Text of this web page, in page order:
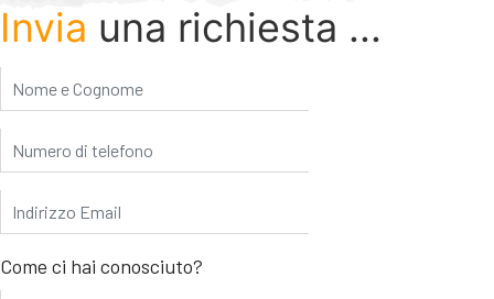
Invia una richiesta ...
Come ci hai conosciuto?